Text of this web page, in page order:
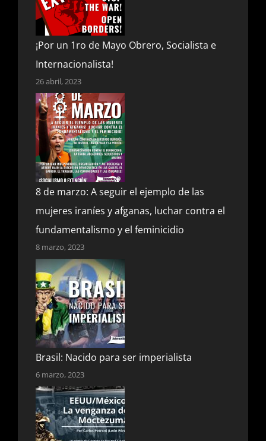
¡Por un 1ro de Mayo Obrero, Socialista e
Internacionalista!
26 abril, 2023
8 de marzo: A seguir el ejemplo de las
mujeres iraníes y afganas, luchar contra el
fundamentalismo y el feminicidio
8 marzo, 2023
Brasil: Nacido para ser imperialista
6 marzo, 2023